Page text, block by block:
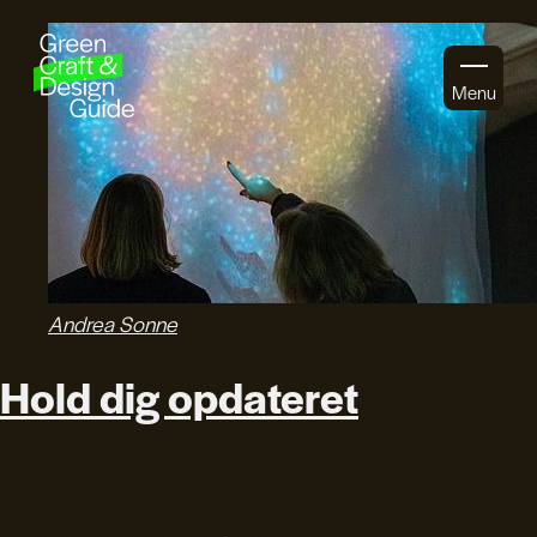
Gå til indhold
Menu
Andrea Sonne
Hold dig opdateret